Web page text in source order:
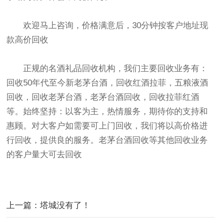
欢迎马上咨询，价格满意后，30分钟按客户地址现
款高价回收
正规的名酒礼品回收机构，我们主要回收业务有：
回收50年代至今新老茅台酒，回收红酒拉菲，五粮液酒
回收，回收老茅台酒，老茅台酒回收，回收拉菲红酒
等。始终坚持：以客为主，热情服务，期待你的支持和
惠顾。对大客户如需要可上门回收，我们将以高价格进
行回收，提供良的服务。老茅台酒回收等其他回收业务
的客户量大可去回收
上一篇：塔城没有了！